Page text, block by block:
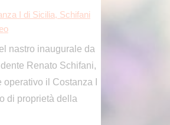
I di Sicilia, Schifani
nastro inaugurale da
Renato Schifani,
il Costanza I
di proprietà della